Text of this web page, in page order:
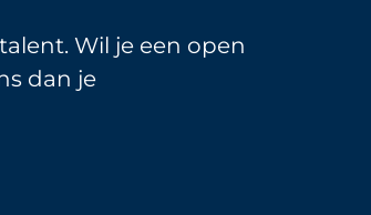
Wil je een open
dan je